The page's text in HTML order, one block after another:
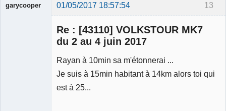
13
garycooper 01/05/2017 18:57:54
Re : [43110] VOLKSTOUR MK7
du 2 au 4 juin 2017
Rayan à 10min sa m'étonnerai ...
Je suis à 15min habitant à 14km alors toi qui
est à 25...